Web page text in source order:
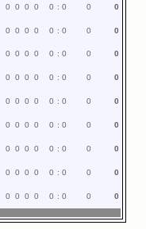
0 0 0 0 0 : 0 0 0
0 0 0 0 0 : 0 0 0
0 0 0 0 0 : 0 0 0
0 0 0 0 0 : 0 0 0
0 0 0 0 0 : 0 0 0
0 0 0 0 0 : 0 0 0
0 0 0 0 0 : 0 0 0
0 0 0 0 0 : 0 0 0
0 0 0 0 0 : 0 0 0